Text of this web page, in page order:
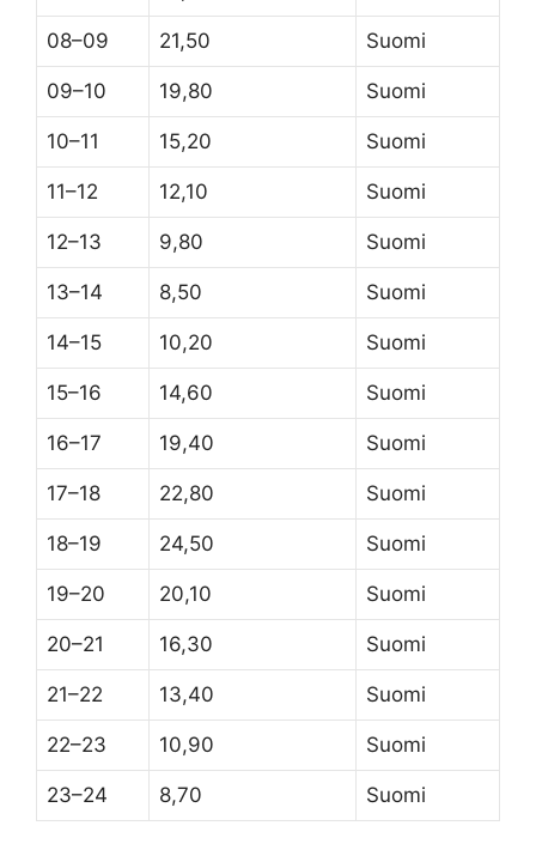
08–09 21,50 Suomi
09–10 19,80 Suomi
10–11 15,20 Suomi
11–12 12,10 Suomi
12–13 9,80 Suomi
13–14 8,50 Suomi
14–15 10,20 Suomi
15–16 14,60 Suomi
16–17 19,40 Suomi
17–18 22,80 Suomi
18–19 24,50 Suomi
19–20 20,10 Suomi
20–21 16,30 Suomi
21–22 13,40 Suomi
22–23 10,90 Suomi
23–24 8,70 Suomi